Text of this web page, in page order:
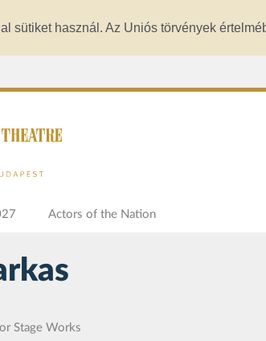
sütiket használ. Az Uniós törvények
Actors of the Nation
Stage Works